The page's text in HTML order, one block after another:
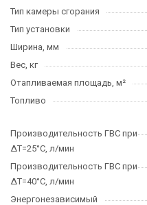
Тип камеры сгорания
Тип установки
Ширина, мм
Вес, кг
Отапливаемая площадь, м²
Топливо
Производительность ГВС при
∆T=25°C, л/мин
Производительность ГВС при
∆T=40°C, л/мин
Энергонезависимый